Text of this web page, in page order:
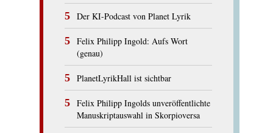
Der KI-Podcast von Planet Lyrik
Felix Philipp Ingold: Aufs Wort
(genau)
PlanetLyrikHall ist sichtbar
Felix Philipp Ingolds unveröffentlichte
Manuskriptauswahl in Skorpioversa